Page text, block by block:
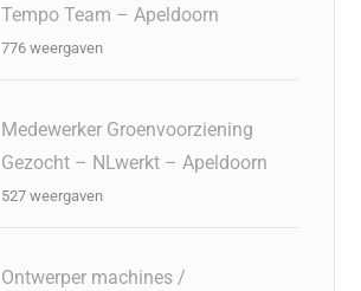
Tempo Team – Apeldoorn
776 weergaven
Medewerker Groenvoorziening
Gezocht – NLwerkt – Apeldoorn
527 weergaven
Ontwerper machines /